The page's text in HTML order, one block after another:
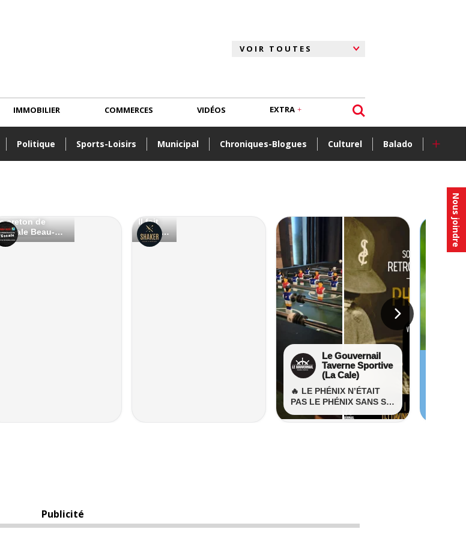
Nous joindre
Politique Sports-Loisirs Municipal Chroniques-Blogues Culturel Balado +
IMMOBILIER COMMERCES VIDÉOS EXTRA
Publicité